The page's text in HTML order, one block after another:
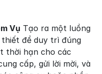
Vụ Tạo ra một luồng
thiết để duy trì đúng
thời hạn cho các
cấp, gửi lời mời, và